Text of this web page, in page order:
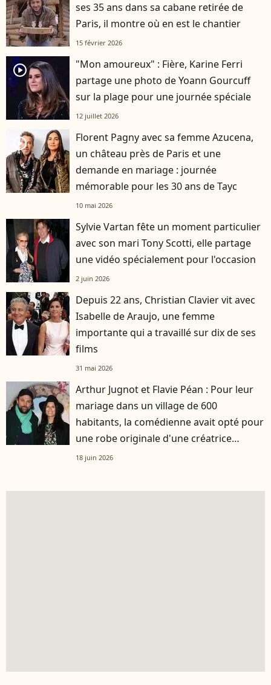
ses 35 ans dans sa cabane retirée de
Paris, il montre où en est le chantier
15 février 2026
player2
"Mon amoureux" : Fière, Karine Ferri
partage une photo de Yoann Gourcuff
sur la plage pour une journée spéciale
12 juillet 2026
player2
Florent Pagny avec sa femme Azucena,
un château près de Paris et une
demande en mariage : journée
mémorable pour les 30 ans de Tayc
10 mai 2026
Sylvie Vartan fête un moment particulier
avec son mari Tony Scotti, elle partage
une vidéo spécialement pour l'occasion
2 juin 2026
Depuis 22 ans, Christian Clavier vit avec
Isabelle de Araujo, une femme
importante qui a travaillé sur dix de ses
films
31 mai 2026
Arthur Jugnot et Flavie Péan : Pour leur
mariage dans un village de 600
habitants, la comédienne avait opté pour
une robe originale d'une créatrice
française
18 juin 2026